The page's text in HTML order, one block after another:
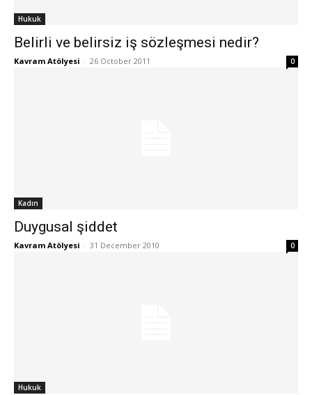
Hukuk
Belirli ve belirsiz iş sözleşmesi nedir?
Kavram Atölyesi - 26 October 2011 0
Kadın
Duygusal şiddet
Kavram Atölyesi - 31 December 2010 0
Hukuk